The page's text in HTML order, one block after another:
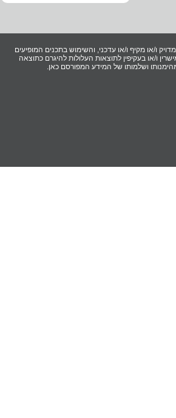
ו/או מקיף ו/או עדכני, והשימוש בתכנים המופיעים
ו/או בעקיפין לתוצאות העלולות להיגרם כתוצאה
ושלמותו של המידע המפורסם כאן.